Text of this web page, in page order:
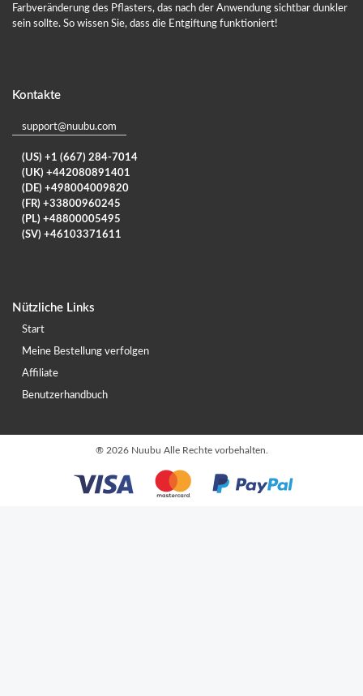
Farbveränderung des Pflasters, das nach der Anwendung sichtbar dunkler
sein sollte. So wissen Sie, dass die Entgiftung funktioniert!
Kontakte
support@nuubu.com
(US) +1 (667) 284-7014
(UK) +442080891401
(DE) +498004009820
(FR) +33800960245
(PL) +48800005495
(SV) +46103371611
Nützliche Links
Start
Meine Bestellung verfolgen
Affiliate
Benutzerhandbuch
® 2026 Nuubu Alle Rechte vorbehalten.